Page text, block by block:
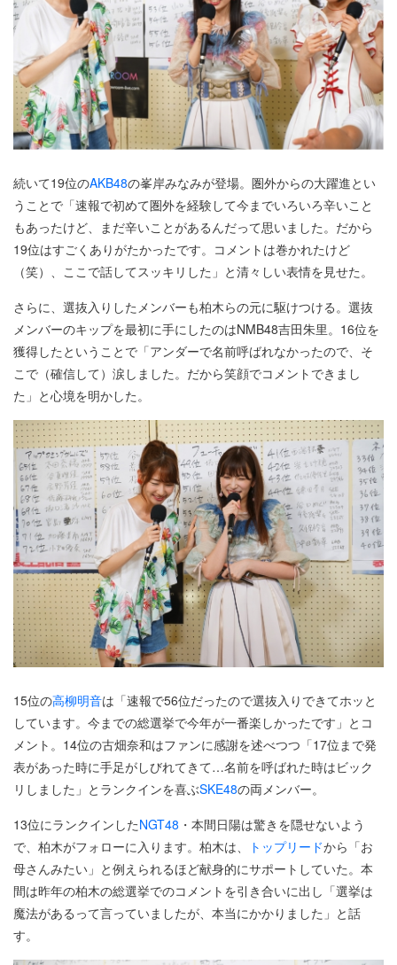
続いて19位のAKB48の峯岸みなみが登場。圏外からの大躍進とい
うことで「速報で初めて圏外を経験して今までいろいろ辛いこと
もあったけど、まだ辛いことがあるんだって思いました。だから
19位はすごくありがたかったです。コメントは巻かれたけど
（笑）、ここで話してスッキリした」と清々しい表情を見せた。
さらに、選抜入りしたメンバーも柏木らの元に駆けつける。選抜
メンバーのキップを最初に手にしたのはNMB48吉田朱里。16位を
獲得したということで「アンダーで名前呼ばれなかったので、そ
こで（確信して）涙しました。だから笑顔でコメントできまし
た」と心境を明かした。
15位の高柳明音は「速報で56位だったので選抜入りできてホッと
しています。今までの総選挙で今年が一番楽しかったです」とコ
メント。14位の古畑奈和はファンに感謝を述べつつ「17位まで発
表があった時に手足がしびれてきて…名前を呼ばれた時はビック
リしました」とランクインを喜ぶSKE48の両メンバー。
13位にランクインしたNGT48 ・本間日陽は驚きを隠せないよう
で、柏木がフォローに入ります。柏木は、
トップリードから「お
母さんみたい」と例えられるほど献身的にサポートしていた。本
間は昨年の柏木の総選挙でのコメントを引き合いに出し「選挙は
魔法があるって言っていましたが、本当にかかりました」と話
す。